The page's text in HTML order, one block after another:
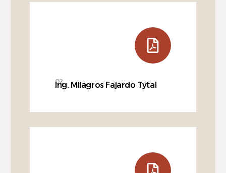
02
Ing. Milagros Fajardo Tytal